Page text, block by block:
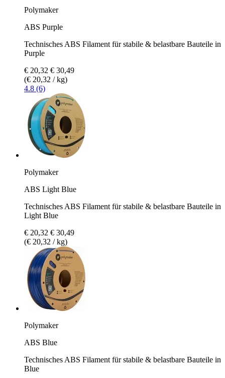
Polymaker
ABS Purple
Technisches ABS Filament für stabile & belastbare Bauteile in
Purple
€ 20,32 € 30,49
(€ 20,32 / kg)
4.8 (6)
Polymaker
ABS Light Blue
Technisches ABS Filament für stabile & belastbare Bauteile in
Light Blue
€ 20,32 € 30,49
(€ 20,32 / kg)
Polymaker
ABS Blue
Technisches ABS Filament für stabile & belastbare Bauteile in
Blue